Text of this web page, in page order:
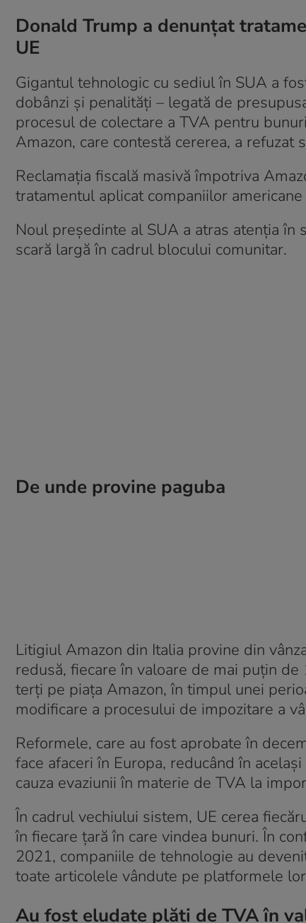
Donald Trump a denunțat
UE
Gigantul tehnologic cu sediul în SUA a
dobânzi și penalități – legată de
procesul de colectare a TVA pentru
Amazon, care contestă cererea, a refuzat
Reclamația fiscală masivă împotriva
tratamentul aplicat companiilor
Noul președinte al SUA a atras atenția
scară largă în cadrul blocului comunitar.
De unde provine paguba
Litigiul Amazon din Italia provine din
redusă, fiecare în valoare de mai puțin
terți pe piața Amazon, în timpul unei
modificare a procesului de impozitare a
Reformele, care au fost aprobate în
face afaceri în Europa, reducând în
cauza evaziunii în materie de TVA la
În cadrul vechiului sistem, UE cerea
în fiecare țară în care vindea bunuri. În
2021, companiile de tehnologie au
toate articolele vândute pe platformele
Au fost eludate plăți de TVA în